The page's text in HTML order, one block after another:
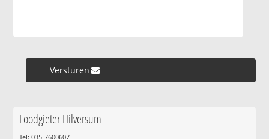
Versturen »
Loodgieter Hilversum
Tel: 035-7600607